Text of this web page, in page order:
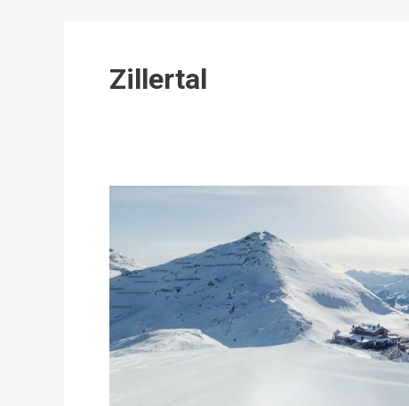
Zillertal
ZIMY
W
ZILLERTAL